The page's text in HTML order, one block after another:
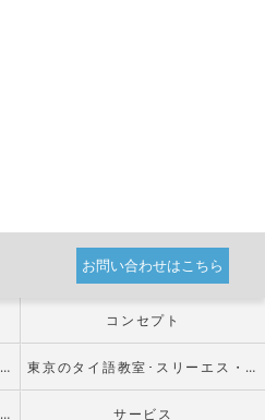
お問い合わせはこちら
コンセプト
東京のタイ語教室･スリーエス・エデュケーションの口コミ情報 東京のタイ語教室･スリーエス・エデュケーションの評判
東京のタイ語教室･スリーエス・エデュケーションのお客様の声 サービス